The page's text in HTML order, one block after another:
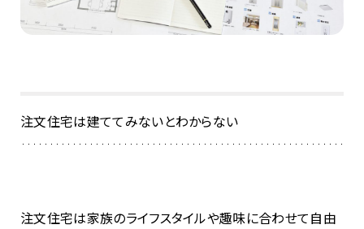
注文住宅は建ててみないとわからない
注文住宅は家族のライフスタイルや趣味に合わせて自由